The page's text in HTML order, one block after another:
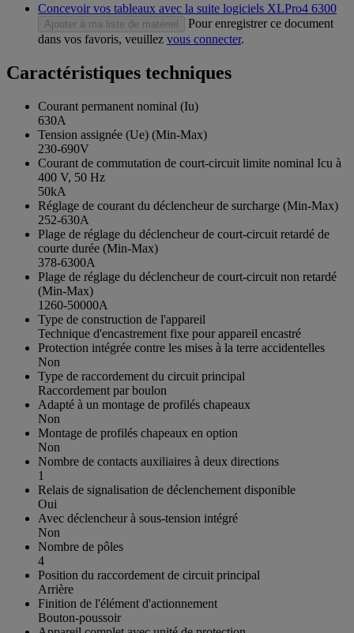
Concevoir vos tableaux avec la suite logiciels XLPro4 6300
Ajouter à ma liste de matériel
Pour enregistrer ce document
dans vos favoris, veuillez vous connecter.
Caractéristiques techniques
Courant permanent nominal (Iu)
630A
Tension assignée (Ue) (Min-Max)
230-690V
Courant de commutation de court-circuit limite nominal Icu à
400 V, 50 Hz
50kA
Réglage de courant du déclencheur de surcharge (Min-Max)
252-630A
Plage de réglage du déclencheur de court-circuit retardé de
courte durée (Min-Max)
378-6300A
Plage de réglage du déclencheur de court-circuit non retardé
(Min-Max)
1260-50000A
Type de construction de l'appareil
Technique d'encastrement fixe pour appareil encastré
Protection intégrée contre les mises à la terre accidentelles
Non
Type de raccordement du circuit principal
Raccordement par boulon
Adapté à un montage de profilés chapeaux
Non
Montage de profilés chapeaux en option
Non
Nombre de contacts auxiliaires à deux directions
1
Relais de signalisation de déclenchement disponible
Oui
Avec déclencheur à sous-tension intégré
Non
Nombre de pôles
4
Position du raccordement de circuit principal
Arrière
Finition de l'élément d'actionnement
Bouton-poussoir